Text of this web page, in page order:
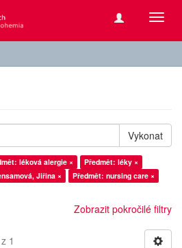
Vykonat
léková alergie ×
Předmět: léky ×
Jiřina ×
Předmět: nursing care ×
Zobrazit pokročilé filtry
1